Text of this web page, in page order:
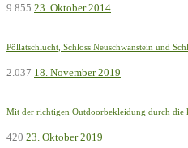
9.855 23. Oktober 2014
Pöllatschlucht, Schloss Neuschwanstein und
2.037 18. November 2019
Mit der richtigen Outdoorbekleidung durch die
420 23. Oktober 2019